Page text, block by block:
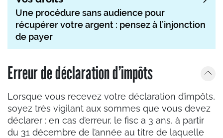
Une procédure sans audience pour
récupérer votre argent : pensez à l’injonction
de payer
Erreur de déclaration d’impôts
Lorsque vous recevez votre déclaration d’impôts,
soyez très vigilant aux sommes que vous devez
déclarer : en cas d’erreur, le fisc a 3 ans, à partir
du 31 décembre de l’année au titre de laquelle